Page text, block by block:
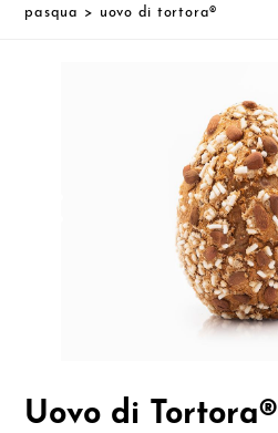
pasqua > uovo di tortora®
Uovo di Tortora®